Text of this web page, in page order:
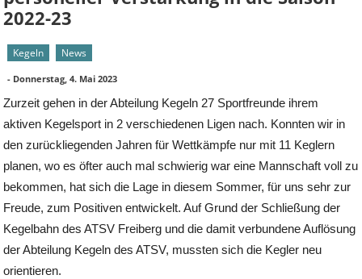
2022-23
Kegeln News
- Donnerstag, 4. Mai 2023
Zurzeit gehen in der Abteilung Kegeln 27 Sportfreunde ihrem
aktiven Kegelsport in 2 verschiedenen Ligen nach. Konnten wir in
den zurückliegenden Jahren für Wettkämpfe nur mit 11 Keglern
planen, wo es öfter auch mal schwierig war eine Mannschaft voll zu
bekommen, hat sich die Lage in diesem Sommer, für uns sehr zur
Freude, zum Positiven entwickelt. Auf Grund der Schließung der
Kegelbahn des ATSV Freiberg und die damit verbundene Auflösung
der Abteilung Kegeln des ATSV, mussten sich die Kegler neu
orientieren.